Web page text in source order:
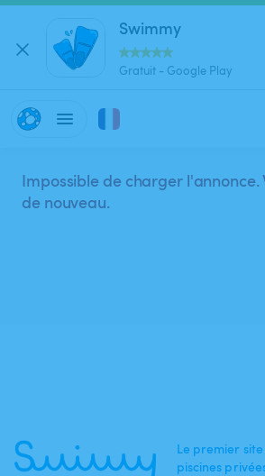
Swimmy
Gratuit - Google Play
Impossible de charger l'annonce.
de nouveau.
Le premier
piscines